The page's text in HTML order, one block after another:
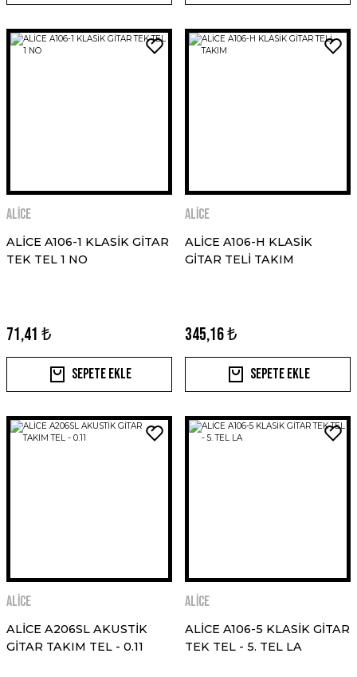
ALİCE
ALİCE A106-1 KLASİK GİTAR
TEK TEL 1 NO
71,41 ₺
Sepete Ekle
ALİCE
ALİCE A106-H KLASİK
GİTAR TELİ TAKIM
345,16 ₺
Sepete Ekle
ALİCE
ALİCE A206SL AKUSTİK
GİTAR TAKIM TEL - 0.11
ALİCE
ALİCE A106-5 KLASİK GİTAR
TEK TEL - 5. TEL LA